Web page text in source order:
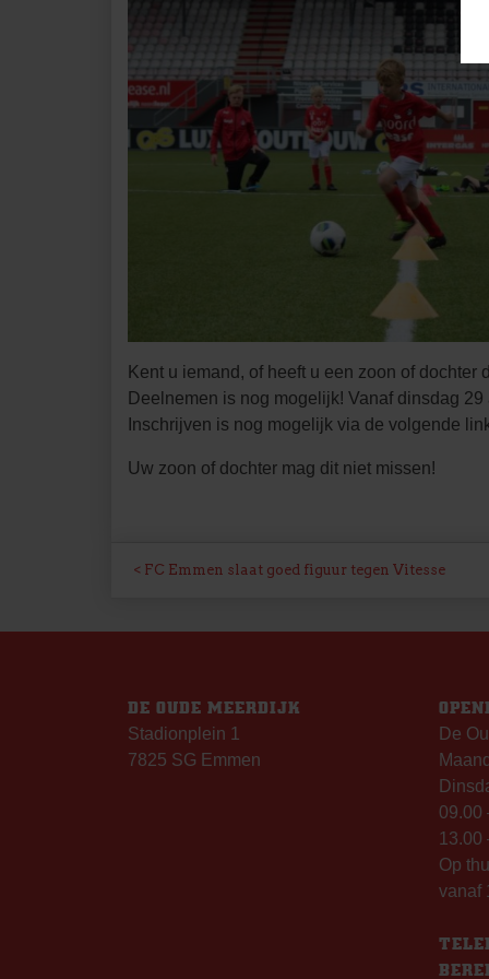
Kent u iemand, of heeft u een zoon of
Deelnemen is nog mogelijk! Vanaf dinsdag
Inschrijven is nog mogelijk via de volgende
Uw zoon of dochter mag dit niet missen!
BERICHT
NAVIGATIE
FC Emmen slaat goed figuur tegen Vitesse
DE OUDE MEERDIJK
Stadionplein 1
7825 SG Emmen
De
09.00
13.00
Op
vanaf